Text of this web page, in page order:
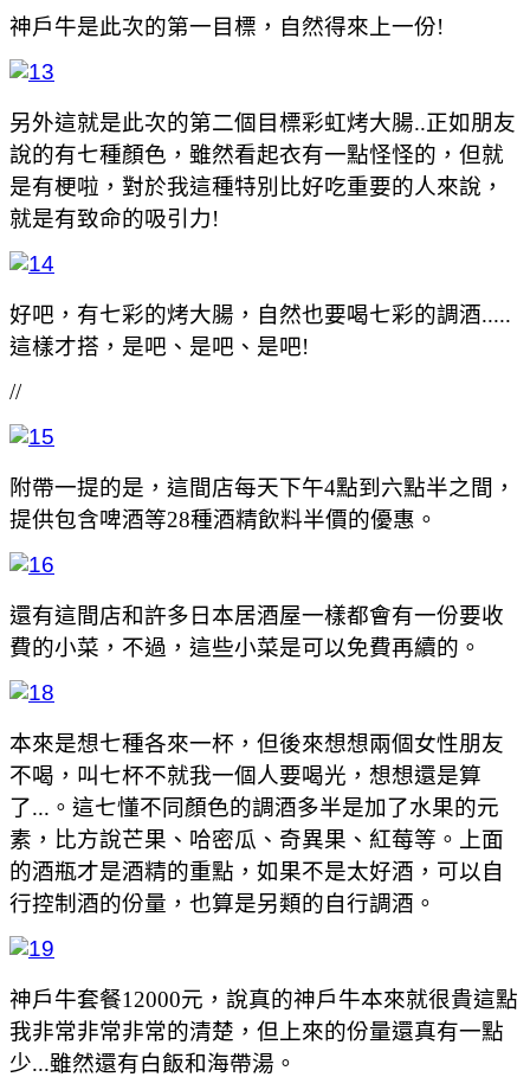
神戶牛是此次的第一目標，自然得來上一份!
另外這就是此次的第二個目標彩虹烤大腸..正如朋友
說的有七種顏色，雖然看起衣有一點怪怪的，但就
是有梗啦，對於我這種特別比好吃重要的人來說，
就是有致命的吸引力!
好吧，有七彩的烤大腸，自然也要喝七彩的調酒.....
這樣才搭，是吧、是吧、是吧!
//
附帶一提的是，這間店每天下午4點到六點半之間，
提供包含啤酒等28種酒精飲料半價的優惠。
還有這間店和許多日本居酒屋一樣都會有一份要收
費的小菜，不過，這些小菜是可以免費再續的。
本來是想七種各來一杯，但後來想想兩個女性朋友
不喝，叫七杯不就我一個人要喝光，想想還是算
了...。這七懂不同顏色的調酒多半是加了水果的元
素，比方說芒果、哈密瓜、奇異果、紅莓等。上面
的酒瓶才是酒精的重點，如果不是太好酒，可以自
行控制酒的份量，也算是另類的自行調酒。
神戶牛套餐12000元，說真的神戶牛本來就很貴這點
我非常非常非常的清楚，但上來的份量還真有一點
少...雖然還有白飯和海帶湯。